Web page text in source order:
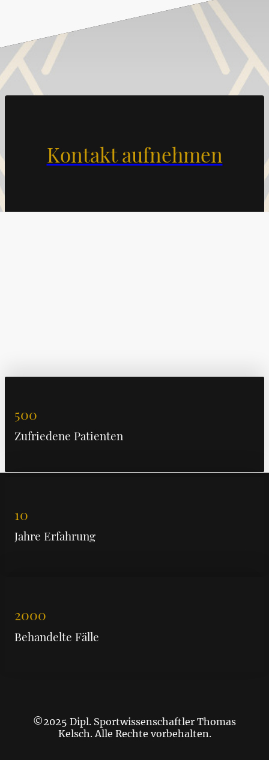
Kontakt aufnehmen
500
Zufriedene Patienten
10
Jahre Erfahrung
2000
Behandelte Fälle
©2025 Dipl. Sportwissenschaftler Thomas
Kelsch. Alle Rechte vorbehalten.